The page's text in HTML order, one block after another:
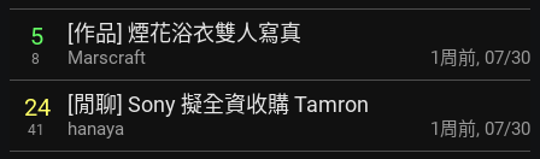
5
8
[作品] 煙花浴衣雙人寫真
Marscraft 1周前, 07/30
24
41
[閒聊] Sony 擬全資收購 Tamron
hanaya 1周前, 07/30